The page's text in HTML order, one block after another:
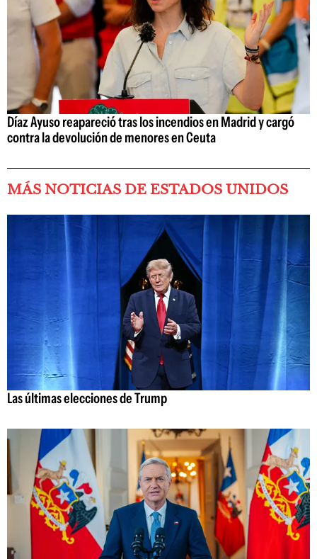
Díaz Ayuso reapareció tras los incendios en Madrid y cargó
contra la devolución de menores en Ceuta
MÁS NOTICIAS DE ESTADOS UNIDOS
Las últimas elecciones de Trump